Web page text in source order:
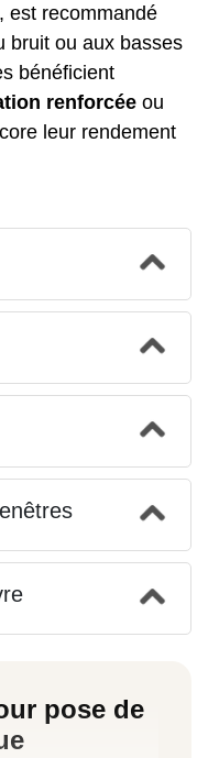
est recommandé
bruit ou aux basses
bénéficient
renforcée ou
leur rendement
pose de